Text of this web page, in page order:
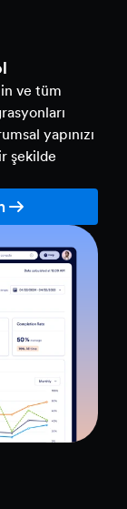
ve tüm
yapınızı
şekilde